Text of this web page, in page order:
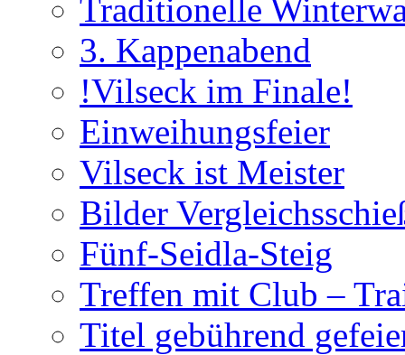
Traditionelle
3. Kappenabend
!Vilseck im Finale!
Einweihungsfeier
Vilseck ist Meister
Bilder
Fünf-Seidla-Steig
Treffen mit Club –
Titel gebührend